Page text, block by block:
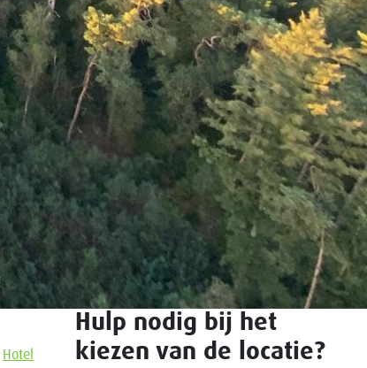
Hotel
Hulp nodig bij het
kiezen van de locatie?